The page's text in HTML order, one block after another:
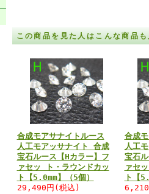
この商品を見た人はこんな商品
合成モアサナイトルース
人工モアッサナイト 合成
宝石ルース【Hカラー】フ
ァセッ ト・ラウンドカッ
ト【5.0mm】（5個）
29,490円(税込)
合成
人工
宝石
ァセ
ト【